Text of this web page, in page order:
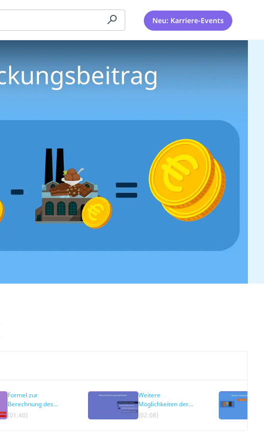
Neu: Karriere-Events
Formel zur
Berechnung des
Stückdeckungsbeitrags
(01:40)
Weitere
Möglichkeiten der
Berechnung
(02:08)